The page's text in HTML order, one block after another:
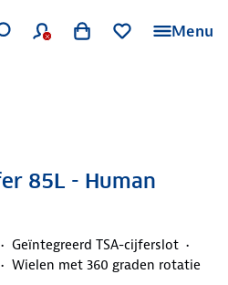
Menu
85L - Human
Geïntegreerd TSA-cijferslot
Wielen met 360 graden rotatie